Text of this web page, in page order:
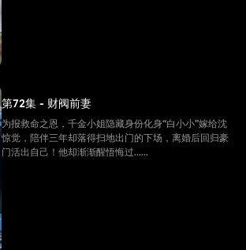
第72集 - 财阀前妻
为报救命之恩，千金小姐隐藏身份化身“白小小”嫁给沈
惊觉，陪伴三年却落得扫地出门的下场，离婚后回归豪
门活出自己！他却渐渐醒悟悔过......